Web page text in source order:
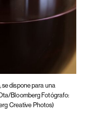
dispone para una
Bloomberg Fotógrafo:
Creative Photos)